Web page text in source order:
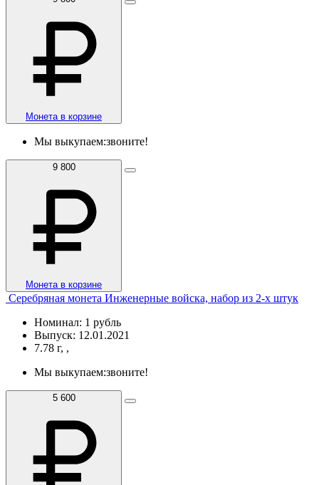
Монета в корзине
Мы выкупаем:звоните!
9 800
Монета в корзине
Серебряная монета Инженерные войска, набор из 2-х штук
Номинал: 1 рубль
Выпуск: 12.01.2021
7.78 г, ,
Мы выкупаем:звоните!
5 600